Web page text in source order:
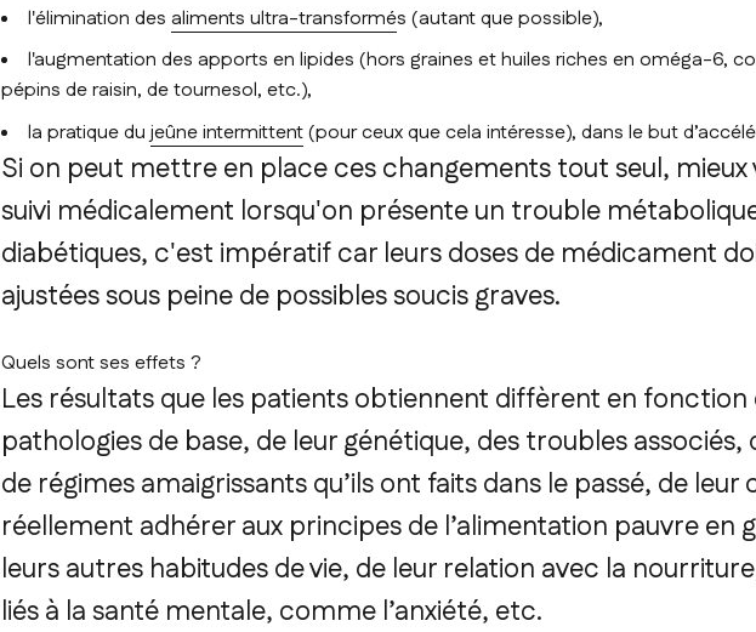
l'élimination des aliments ultra-transformés (autant que possible),
l'augmentation des apports en lipides (hors graines et huiles riches en oméga-6,
pépins de raisin, de tournesol, etc.),
la pratique dujeûne intermittent(pour ceux que cela intéresse), dans le but
Si on peut mettre en place ces changements tout seul,
suivi médicalement lorsqu'on présente un trouble
diabétiques, c'est impératif car leurs doses de médicament
ajustées sous peine de possibles soucis graves.
Quels sont ses effets ?
Les résultats que les patients obtiennent diffèrent en fonction
pathologies de base, de leur génétique, des troubles
de régimes amaigrissants qu’ils ont faits dans le passé, de leur
réellement adhérer aux principes de l’alimentation pauvre en
leurs autres habitudes de vie, de leur relation avec la
liés à la santé mentale, comme l’anxiété, etc.